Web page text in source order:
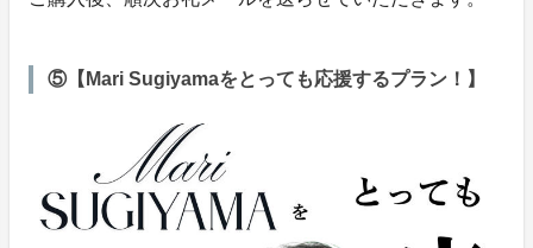
⑤【Mari Sugiyamaをとっても応援するプラン！】